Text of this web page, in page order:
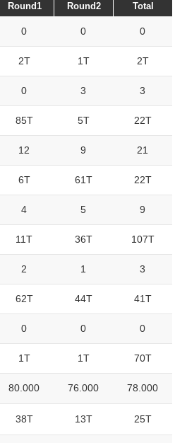
Round1 Round2 Total
0 0 0
2T 1T 2T
0 3 3
85T 5T 22T
12 9 21
6T 61T 22T
4 5 9
11T 36T 107T
2 1 3
62T 44T 41T
0 0 0
1T 1T 70T
80.000 76.000 78.000
38T 13T 25T